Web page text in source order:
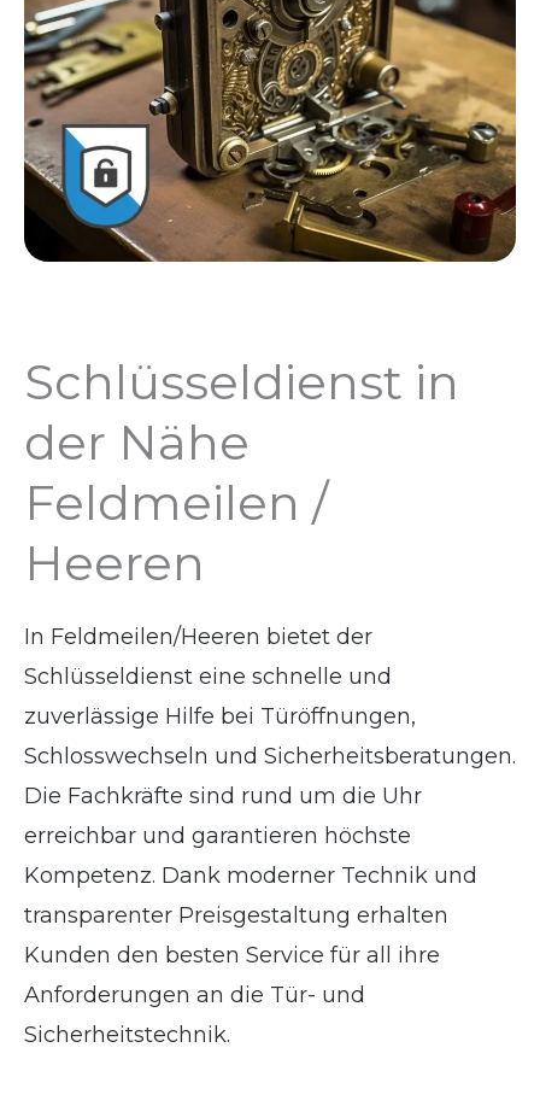
Schlüsseldienst in
der Nähe
Feldmeilen /
Heeren
In Feldmeilen/Heeren bietet der
Schlüsseldienst eine schnelle und
zuverlässige Hilfe bei Türöffnungen,
Schlosswechseln und Sicherheitsberatungen.
Die Fachkräfte sind rund um die Uhr
erreichbar und garantieren höchste
Kompetenz. Dank moderner Technik und
transparenter Preisgestaltung erhalten
Kunden den besten Service für all ihre
Anforderungen an die Tür- und
Sicherheitstechnik.